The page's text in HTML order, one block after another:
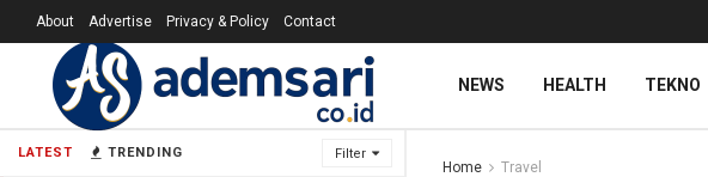
LATEST TRENDING Filter
About Advertise Privacy & Policy Contact
NEWS HEALTH TEKNO
Home Travel